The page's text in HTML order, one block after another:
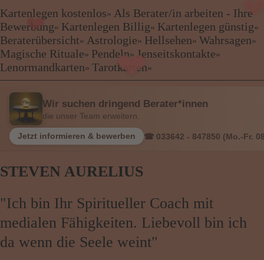
❤
❤
❤
Kartenlegen kostenlos
Als Berater/in arbeiten - Ihre Bewerbung
Kartenlegen Billig
Kartenlegen günstig
Beraterübersicht
Astrologie
Hellsehen
Wahrsagen
Magische Rituale
Pendeln
Lenormandkarten
Menü: Beraterübersicht Kategorien
Kartenlegen kostenlos» Als Berater/in arbeiten - Ihre
Bewerbung» Kartenlegen Billig» Kartenlegen günstig»
Beraterübersicht» Astrologie» Hellsehen» Wahrsagen»
Magische Rituale» Pendeln» Jenseitskontakte»
Lenormandkarten» Tarotkarten»
Wir suchen dringend Berater*innen
die unser Team erweitern.
Jetzt informieren & bewerben ☎ 033642 - 847850 (Mo.-Fr.
STEVEN AURELIUS
"Ich bin Ihr Spiritueller Coach mit
medialen Fähigkeiten. Liebevoll bin ich
da wenn die Seele weint"